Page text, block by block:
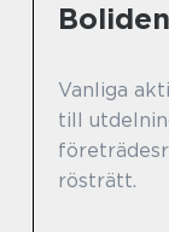
Vanliga
till
rösträtt.